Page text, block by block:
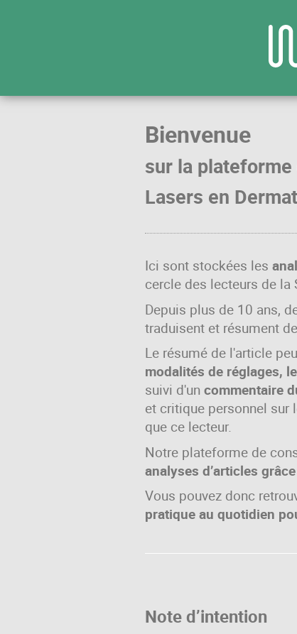
Bienvenue
sur la
Lasers en
Ici sont stockées les
cercle des lecteurs de la
Depuis plus de 10 ans,
traduisent et résument
Le résumé de l'article
modalités de réglages,
suivi d'un commentaire
et critique personnel sur
que ce lecteur.
Notre plateforme de
analyses d’articles
Vous pouvez donc
pratique au quotidien
Note d’intention